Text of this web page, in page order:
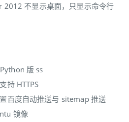
不显示桌面，只显示命令行
版 ss
持 HTTPS
百度自动推送与 sitemap 推送
镜像